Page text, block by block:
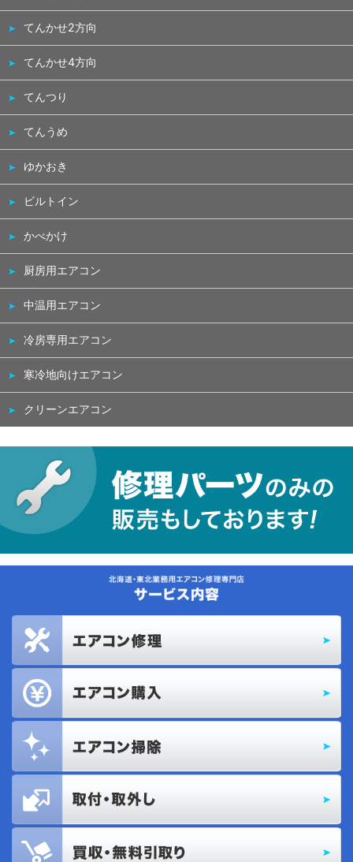
てんかせ2方向
てんかせ4方向
てんつり
てんうめ
ゆかおき
ビルトイン
かべかけ
厨房用エアコン
中温用エアコン
冷房専用エアコン
寒冷地向けエアコン
クリーンエアコン